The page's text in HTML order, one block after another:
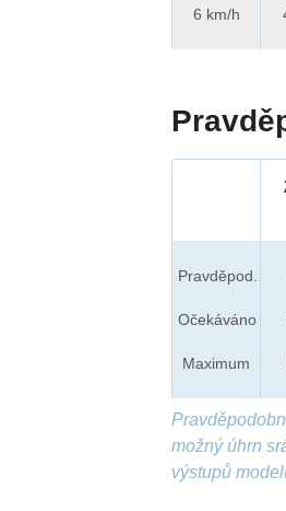
6 km/h
Pravděpod.
Očekáváno
Maximum
možný úhrn
výstupů